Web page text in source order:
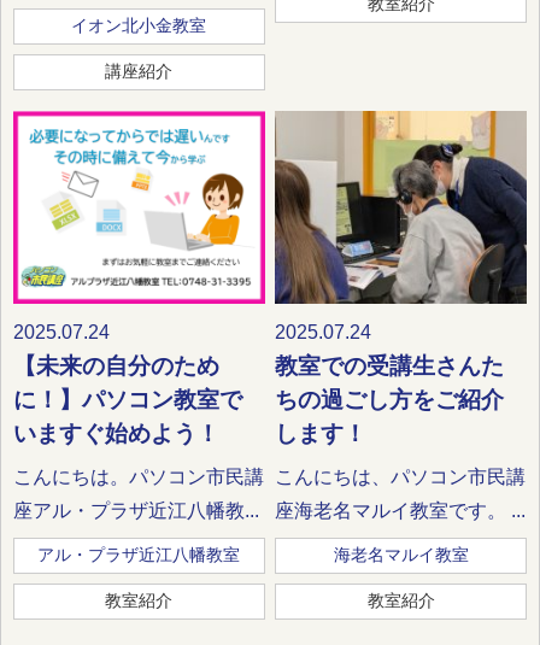
イオン北小金教室
講座紹介
教室紹介
2025.07.24
【未来の自分のため
に！】パソコン教室で
いますぐ始めよう！
こんにちは。パソコン市民講
座アル・プラザ近江八幡教...
アル・プラザ近江八幡教室
教室紹介
2025.07.24
教室での受講生さんた
ちの過ごし方をご紹介
します！
こんにちは、パソコン市民講
座海老名マルイ教室です。 ...
海老名マルイ教室
教室紹介